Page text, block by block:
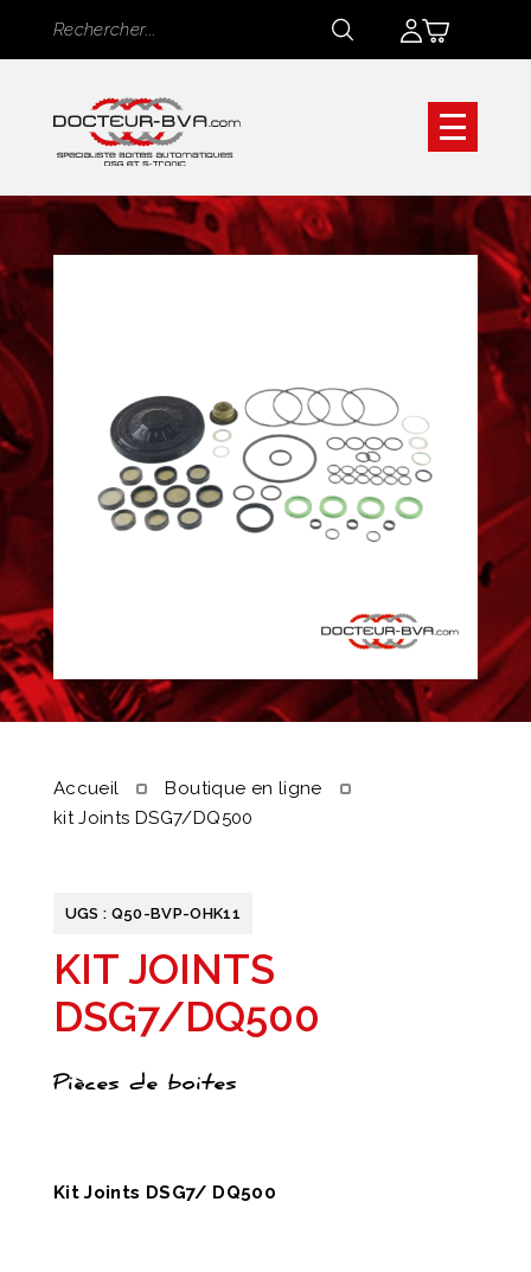
Rechercher
Rechercher
Accueil
Boutique en ligne
kit Joints DSG7/DQ500
UGS : Q50-BVP-OHK11
KIT JOINTS
DSG7/DQ500
Pièces de boites
Kit Joints DSG7/ DQ500